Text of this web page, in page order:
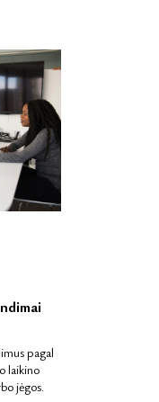
pagal
laikino
jėgos.